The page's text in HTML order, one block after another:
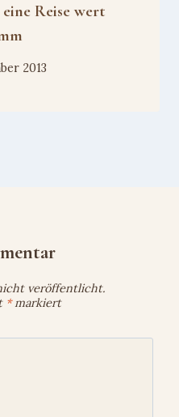
Reise wert
2013
veröffentlicht.
*markiert